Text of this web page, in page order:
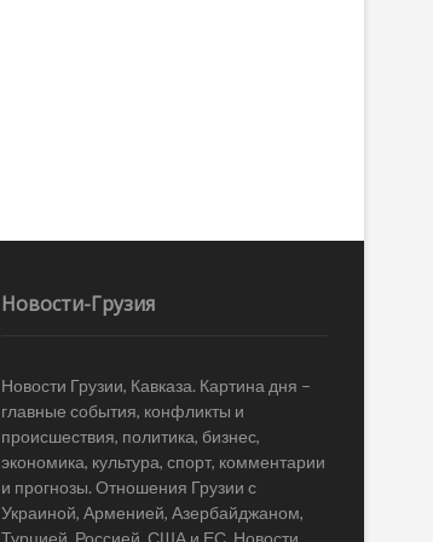
Новости-Грузия
Новости Грузии, Кавказа. Картина дня –
главные события, конфликты и
происшествия, политика, бизнес,
экономика, культура, спорт, комментарии
и прогнозы. Отношения Грузии с
Украиной, Арменией, Азербайджаном,
Турцией, Россией, США и ЕС. Новости